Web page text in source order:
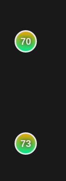
70
73